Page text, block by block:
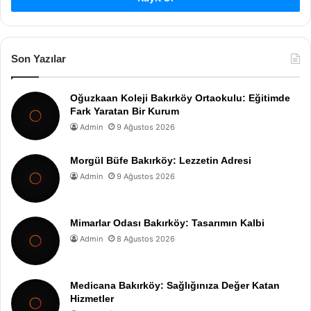
Son Yazılar
Oğuzkaan Koleji Bakırköy Ortaokulu: Eğitimde
Fark Yaratan Bir Kurum
Admin 9 Ağustos 2026
Morgül Büfe Bakırköy: Lezzetin Adresi
Admin 9 Ağustos 2026
Mimarlar Odası Bakırköy: Tasarımın Kalbi
Admin 8 Ağustos 2026
Medicana Bakırköy: Sağlığınıza Değer Katan
Hizmetler